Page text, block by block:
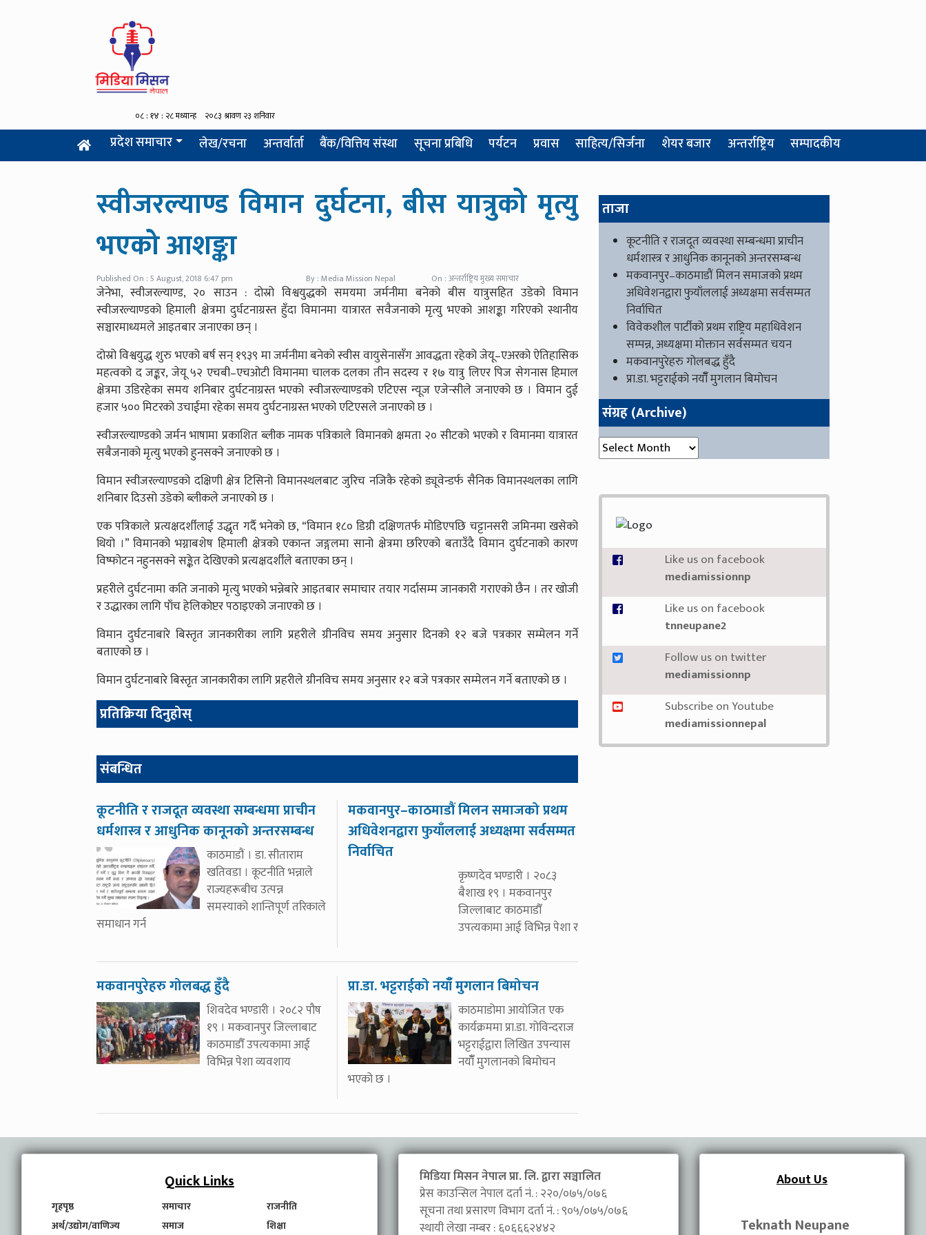
प्रदेश समाचार लेख/रचना अन्तर्वार्ता बैंक/वित्तिय संस्था सूचना प्रबिधि पर्यटन प्रवास साहित्य/सिर्जना शेयर बजार अन्तर्राष्ट्रिय सम्पादकीय
स्वीजरल्याण्ड विमान दुर्घटना, बीस यात्रुको मृत्यु
भएको आशङ्का
Published On : 5 August, 2018 6:47 pm By : Media Mission Nepal On : अन्तर्राष्ट्रिय मुख्य समाचार
जेनेभा, स्वीजरल्याण्ड, २० साउन : दोस्रो विश्वयुद्धको समयमा जर्मनीमा बनेको बीस यात्रुसहित उडेको विमान
स्वीजरल्याण्डको हिमाली क्षेत्रमा दुर्घटनाग्रस्त हुँदा विमानमा यात्रारत सवैजनाको मृत्यु भएको आशङ्का गरिएको स्थानीय
सञ्चारमाध्यमले आइतबार जनाएका छन् ।
दोस्रो विश्वयुद्ध शुरु भएको बर्ष सन् १९३९ मा जर्मनीमा बनेको स्वीस वायुसेनासँग आवद्धता रहेको जेयू–एअरको ऐतिहासिक
महत्वको द जङ्कर, जेयू ५२ एचबी–एचओटी विमानमा चालक दलका तीन सदस्य र १७ यात्रु लिएर पिज सेगनास हिमाल
क्षेत्रमा उडिरहेका समय शनिबार दुर्घटनाग्रस्त भएको स्वीजरल्याण्डको एटिएस न्यूज एजेन्सीले जनाएको छ । विमान दुई
हजार ५०० मिटरको उचाईमा रहेका समय दुर्घटनाग्रस्त भएको एटिएसले जनाएको छ ।
स्वीजरल्याण्डको जर्मन भाषामा प्रकाशित ब्लीक नामक पत्रिकाले विमानको क्षमता २० सीटको भएको र विमानमा यात्रारत
सबैजनाको मृत्यु भएको हुनसक्ने जनाएको छ ।
विमान स्वीजरल्याण्डको दक्षिणी क्षेत्र टिसिनो विमानस्थलबाट जुरिच नजिकै रहेको ड्यूवेन्डर्फ सैनिक विमानस्थलका लागि
शनिबार दिउसो उडेको ब्लीकले जनाएको छ ।
एक पत्रिकाले प्रत्यक्षदर्शीलाई उद्धृत गर्दै भनेको छ, “विमान १८० डिग्री दक्षिणतर्फ मोडिएपछि चट्टानसरी जमिनमा खसेको
थियो ।” विमानको भग्नाबशेष हिमाली क्षेत्रको एकान्त जङ्गलमा सानो क्षेत्रमा छरिएको बताउँदै विमान दुर्घटनाको कारण
विष्फोटन नहुनसक्ने सङ्केत देखिएको प्रत्यक्षदर्शीले बताएका छन् ।
प्रहरीले दुर्घटनामा कति जनाको मृत्यु भएको भन्नेबारे आइतबार समाचार तयार गर्दासम्म जानकारी गराएको छैन । तर खोजी
र उद्धारका लागि पाँच हेलिकोप्टर पठाइएको जनाएको छ ।
विमान दुर्घटनाबारे बिस्तृत जानकारीका लागि प्रहरीले ग्रीनविच समय अनुसार दिनको १२ बजे पत्रकार सम्मेलन गर्ने
बताएको छ ।
विमान दुर्घटनाबारे बिस्तृत जानकारीका लागि प्रहरीले ग्रीनविच समय अनुसार १२ बजे पत्रकार सम्मेलन गर्ने बताएको छ ।
प्रतिक्रिया दिनुहोस्
संबन्धित
कूटनीति र राजदूत व्यवस्था सम्बन्धमा प्राचीन
धर्मशास्त्र र आधुनिक कानूनको अन्तरसम्बन्ध
काठमाडौं । डा. सीताराम
खतिवडा । कूटनीति भन्नाले
राज्यहरूबीच उत्पन्न
समस्याको शान्तिपूर्ण तरिकाले
समाधान गर्न
मकवानपुर–काठमाडौं मिलन समाजको प्रथम
अधिवेशनद्वारा फुयाँललाई अध्यक्षमा सर्वसम्मत
निर्वाचित
कृष्णदेव भण्डारी । २०८३
बैशाख १९ । मकवानपुर
जिल्लाबाट काठमाडौँ
उपत्यकामा आई विभिन्न पेशा र
मकवानपुरेहरु गोलबद्ध हुँदै
शिवदेव भण्डारी । २०८२ पौष
१९ । मकवानपुर जिल्लाबाट
काठमाडौँ उपत्यकामा आई
विभिन्न पेशा व्यवशाय
प्रा.डा. भट्टराईको नयाँँ मुगलान बिमोचन
काठमाडोमा आयोजित एक
कार्यक्रममा प्रा.डा. गोविन्दराज
भट्टराईद्वारा लिखित उपन्यास
नयाँँ मुगलानको बिमोचन
भएको छ ।
ताजा
कूटनीति र राजदूत व्यवस्था सम्बन्धमा प्राचीन
धर्मशास्त्र र आधुनिक कानूनको अन्तरसम्बन्ध
मकवानपुर–काठमाडौं मिलन समाजको प्रथम
अधिवेशनद्वारा फुयाँललाई अध्यक्षमा सर्वसम्मत
निर्वाचित
विवेकशील पार्टीको प्रथम राष्ट्रिय महाधिवेशन
सम्पन्न, अध्यक्षमा मोक्तान सर्वसम्मत चयन
मकवानपुरेहरु गोलबद्ध हुँदै
प्रा.डा. भट्टराईको नयाँँ मुगलान बिमोचन
संग्रह (Archive)
संग्रह (Archive)
Like us on facebook
mediamissionnp
Like us on facebook
tnneupane2
Follow us on twitter
mediamissionnp
Subscribe on Youtube
mediamissionnepal
Quick Links
गृहपृष्ठ समाचार
राजनीति
अर्थ/उद्योग/वाणिज्य
समाज शिक्षा
मिडिया मिसन नेपाल प्रा. लि. द्वारा सञ्चालित
प्रेस काउन्सिल नेपाल दर्ता नं. : २२०/०७५/०७६
सूचना तथा प्रसारण विभाग दर्ता नं. : ९०५/०७५/०७६
स्थायी लेखा नम्बर : ६०६६६२४४२
About Us
Teknath Neupane